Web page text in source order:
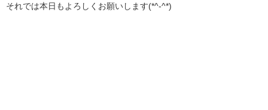
それでは本日もよろしくお願いします(*^-^*)